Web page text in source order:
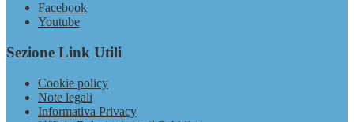
Facebook
Youtube
Sezione Link Utili
Cookie policy
Note legali
Informativa Privacy